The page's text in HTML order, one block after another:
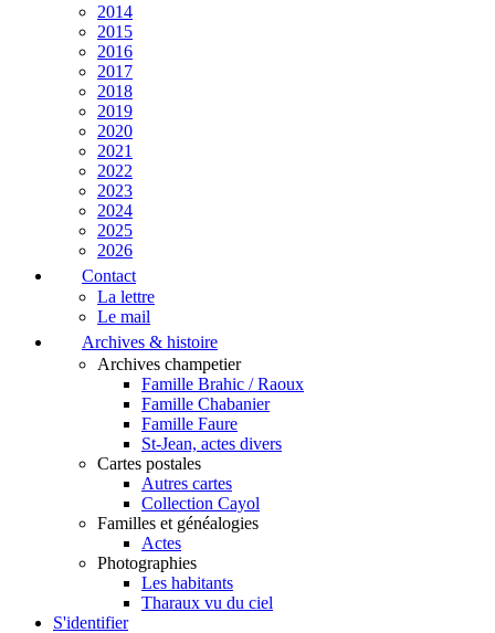
2014
2015
2016
2017
2018
2019
2020
2021
2022
2023
2024
2025
2026
Contact
La lettre
Le mail
Archives & histoire
Archives champetier
Famille Brahic / Raoux
Famille Chabanier
Famille Faure
St-Jean, actes divers
Cartes postales
Autres cartes
Collection Cayol
Familles et généalogies
Actes
Photographies
Les habitants
Tharaux vu du ciel
S'identifier